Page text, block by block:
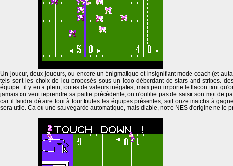
Un joueur, deux joueurs, ou encore un énigmatique et insignifiant mode coach (et
tels sont les choix de jeu proposés sous un logo débordant de stars and stripes,
équipe : il y en a plein, toutes de valeurs inégales, mais peu importe le flacon tant
jamais on veut reprendre sa partie précédente, on n'oublie pas de saisir son mot de
car il faudra défaire tour à tour toutes les équipes présentes, soit onze matchs à
sera utile. Ca ou une sauvegarde automatique, mais diable, notre NES d'origine ne le